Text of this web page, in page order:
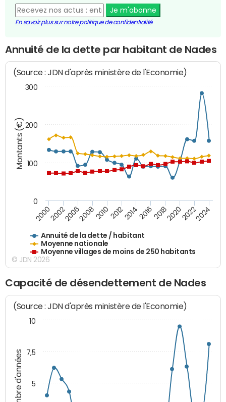
Je m'abonne
En savoir plus sur notre politique de confidentialité
Annuité de la dette par habitant de Nades
Montants (€)
(Source : JDN d'après ministère de l'Economie)
Annuité de la dette / habitant
Moyenne nationale
Moyenne villages de moins de 250 habitants
200020022006200820102012201420162018202020222024
0
100
200
300
© JDN 2026
Capacité de désendettement de Nades
Nombre d'années
(Source : JDN d'après ministère de l'Economie)
5
7,5
10